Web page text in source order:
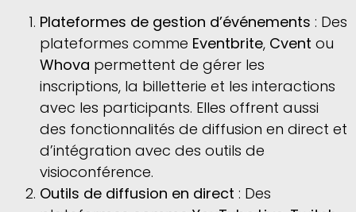
Plateformes de gestion d’événements : Des
plateformes comme Eventbrite, Cvent ou
Whova permettent de gérer les
inscriptions, la billetterie et les interactions
avec les participants. Elles offrent aussi
des fonctionnalités de diffusion en direct et
d’intégration avec des outils de
visioconférence.
Outils de diffusion en direct : Des